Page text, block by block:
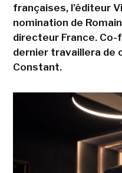
françaises, l'éditeur
nomination de
directeur France.
dernier travaillera de
Constant.